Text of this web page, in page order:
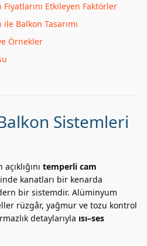
Fiyatlarını Etkileyen Faktörler
Balkon Tasarımı
Örnekler
Sistemleri
temperli cam
kanatları bir kenarda
bir sistemdir. Alüminyum
rüzgâr, yağmur ve tozu kontrol
detaylarıyla ısı–ses